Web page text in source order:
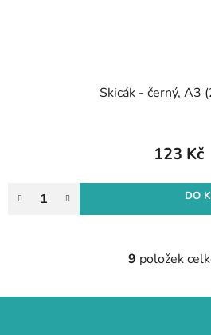
Skicák - černý, A3
123 Kč
DO
O
l
9 položek